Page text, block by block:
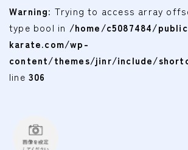
Warning: Trying to access array
type bool in /home/c5087484/
karate.com/wp-
content/themes/jinr/include/
line 306